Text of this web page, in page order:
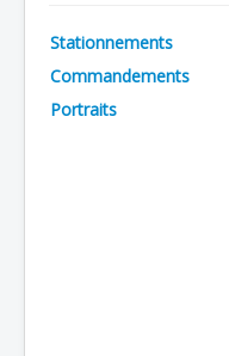
Avions
Personnels
Stationnements
Commandements
Portraits